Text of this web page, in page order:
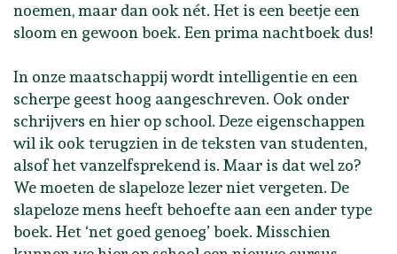
noemen, maar dan ook nét. Het is een beetje een
sloom en gewoon boek. Een prima nachtboek dus!
In onze maatschappij wordt intelligentie en een
scherpe geest hoog aangeschreven. Ook onder
schrijvers en hier op school. Deze eigenschappen
wil ik ook terugzien in de teksten van studenten,
alsof het vanzelfsprekend is. Maar is dat wel zo?
We moeten de slapeloze lezer niet vergeten. De
slapeloze mens heeft behoefte aan een ander type
boek. Het ‘net goed genoeg’ boek. Misschien